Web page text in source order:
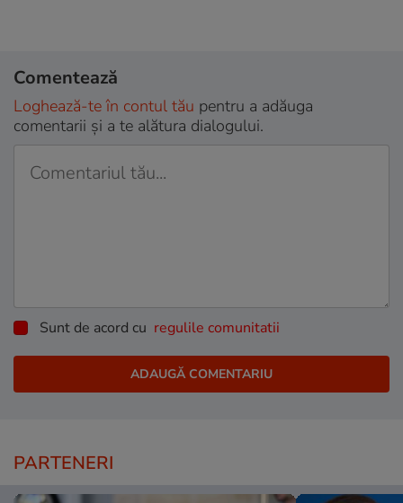
Comentează
Loghează-te în contul tău pentru a adăuga
comentarii și a te alătura dialogului.
Sunt de acord cu regulile comunitatii
PARTENERI